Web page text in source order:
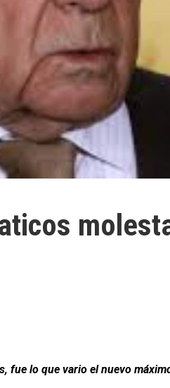
fue lo que vario el nuevo